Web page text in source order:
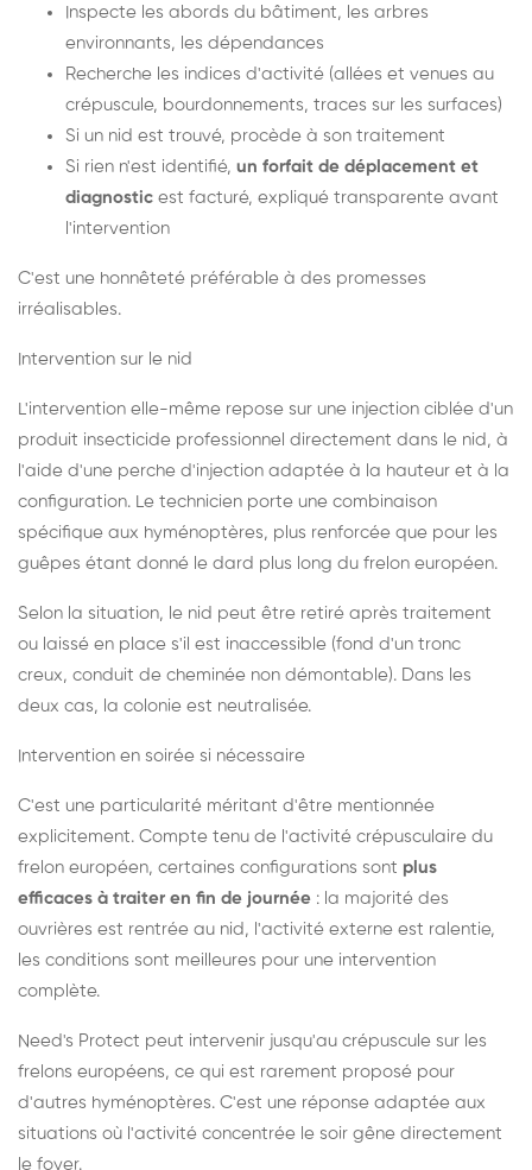
Inspecte les abords du bâtiment, les arbres
environnants, les dépendances
Recherche les indices d'activité (allées et venues au
crépuscule, bourdonnements, traces sur les surfaces)
Si un nid est trouvé, procède à son traitement
Si rien n'est identifié, un forfait de déplacement et
diagnostic est facturé, expliqué transparente avant
l'intervention
C'est une honnêteté préférable à des promesses
irréalisables.
Intervention sur le nid
L'intervention elle-même repose sur une injection ciblée d'un
produit insecticide professionnel directement dans le nid, à
l'aide d'une perche d'injection adaptée à la hauteur et à la
configuration. Le technicien porte une combinaison
spécifique aux hyménoptères, plus renforcée que pour les
guêpes étant donné le dard plus long du frelon européen.
Selon la situation, le nid peut être retiré après traitement
ou laissé en place s'il est inaccessible (fond d'un tronc
creux, conduit de cheminée non démontable). Dans les
deux cas, la colonie est neutralisée.
Intervention en soirée si nécessaire
C'est une particularité méritant d'être mentionnée
explicitement. Compte tenu de l'activité crépusculaire du
frelon européen, certaines configurations sont plus
efficaces à traiter en fin de journée : la majorité des
ouvrières est rentrée au nid, l'activité externe est ralentie,
les conditions sont meilleures pour une intervention
complète.
Need's Protect peut intervenir jusqu'au crépuscule sur les
frelons européens, ce qui est rarement proposé pour
d'autres hyménoptères. C'est une réponse adaptée aux
situations où l'activité concentrée le soir gêne directement
le foyer.